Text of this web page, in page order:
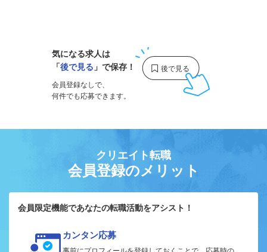
気になる求人は
「後で見る 」で保存！
会員登録なしで、
何件でも応募できます。
クリエイト転職
会員登録のメリット
会員限定機能であなたの転職活動をアシスト！
カンタン応募